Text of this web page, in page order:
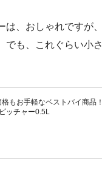
は、おしゃれですが
でも、これぐらい小
もお手軽なベストバイ商品！
ッチャー0.5L